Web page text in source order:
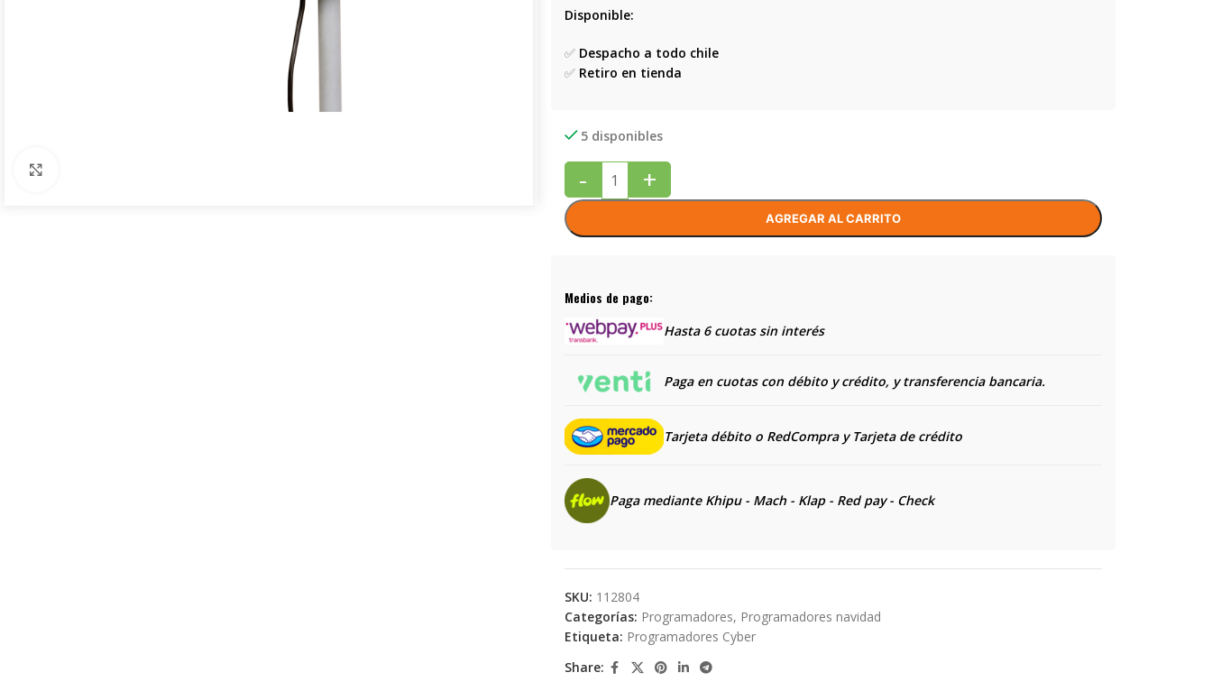
Disponible:
✅ Despacho a todo chile
✅ Retiro en tienda
5 disponibles
- +
AGREGAR AL CARRITO
Medios de pago:
Hasta 6 cuotas sin interés
Paga en cuotas con débito y crédito, y transferencia bancaria.
Tarjeta débito o RedCompra y Tarjeta de crédito
Paga mediante Khipu - Mach - Klap - Red pay - Check
SKU: 112804
Categorías: Programadores, Programadores navidad
Etiqueta: Programadores Cyber
Share: